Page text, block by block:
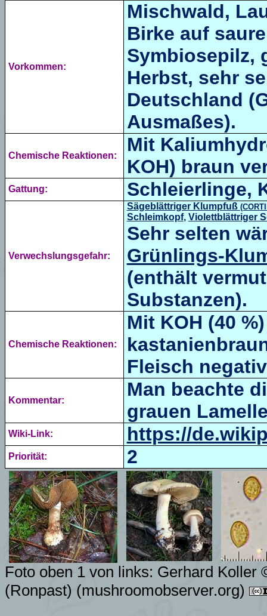
Vorkommen:
Mischwald,
Birke auf
Symbiosepilz,
Herbst, sehr
Deutschland
Ausmaßes).
Chemische Reaktionen:
Mit
KOH) braun
Gattung: Schleierlinge,
Verwechslungsgefahr:
Sägeblättriger Klumpfuß
Schleimkopf, Violettblättriger
Sehr selten
Grünlings-
(enthält
Substanzen).
Chemische Reaktionen:
Mit KOH (40
Fleisch
Kommentar:
Man beachte
grauen
Wiki-Link: https://
Priorität: 2
Foto oben 1 von links: Gerhard Koller
(Ronpast) (mushroomobserver.org)